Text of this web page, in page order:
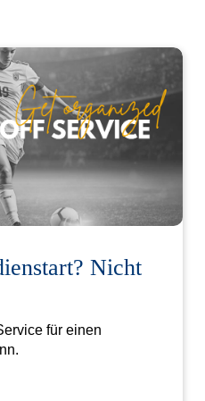
Nicht
für einen